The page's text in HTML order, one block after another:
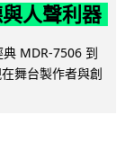
人聲利器
MDR-7506 到
舞台製作者與創